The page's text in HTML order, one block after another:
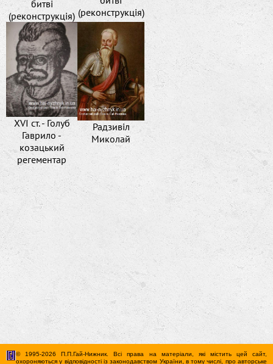
битві
(реконструкція) (реконструкція)
XVI ст. - Голуб
Гаврило -
козацький
регементар
Радзивіл
Миколай
© 1995-2026 П.П.Гай-Нижник. Всі права на матеріали, які містить цей сайт,
охороняються у відповідності із законодавством України, в тому числі, про авторське